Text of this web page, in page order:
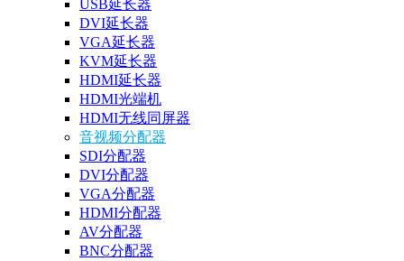
USB延长器
DVI延长器
VGA延长器
KVM延长器
HDMI延长器
HDMI光端机
HDMI无线同屏器
音视频分配器
SDI分配器
DVI分配器
VGA分配器
HDMI分配器
AV分配器
BNC分配器